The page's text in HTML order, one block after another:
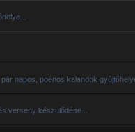
napos, poénos kalandok
verseny készülődése...